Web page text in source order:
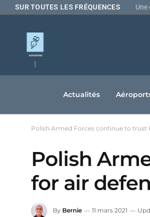
SUR TOUTES LES FRÉQUENCES Une
Actualités
Polish Armed Forces continue to trust
Polish
for air
By Bernie 11 mars 2021